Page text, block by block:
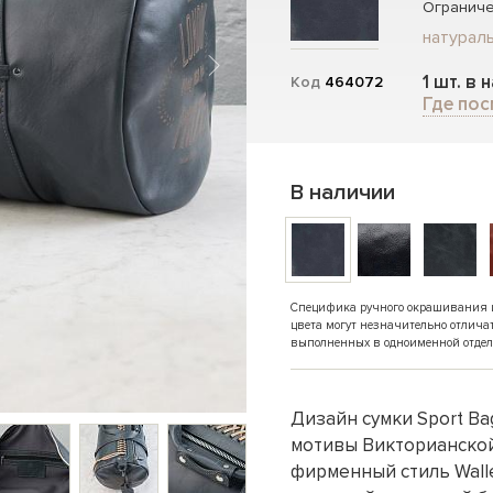
Код 464072
1 шт. в
Где
В наличии
Специфика ручного окрашивания
цвета могут незначительно
выполненных в одноименной
Дизайн сумки Sport
мотивы
фирменный стиль